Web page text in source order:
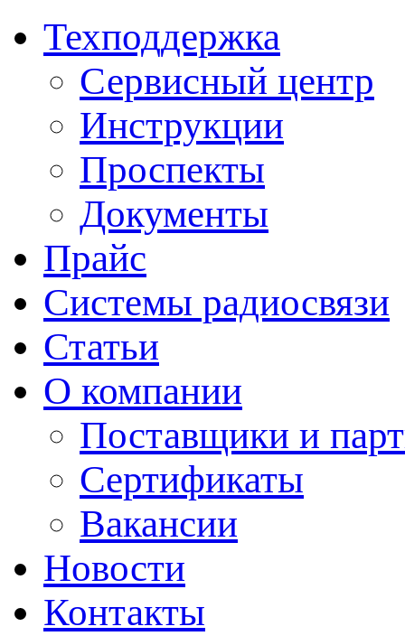
Техподдержка
Сервисный центр
Инструкции
Проспекты
Документы
Прайс
Системы радиосвязи
Статьи
О компании
Поставщики и
Cертификаты
Вакансии
Новости
Контакты